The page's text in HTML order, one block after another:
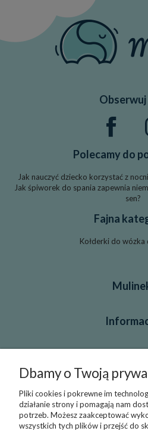
Obserwuj
Polecamy do
Jak nauczyć dziecko korzystać z
Jak śpiworek do spania zapewnia
sen?
Fajna
Kołderki do wózka
+48 696
Dbamy o Twoją
Pliki cookies i pokrewne im
działanie strony i pomagają nam
potrzeb. Możesz zaakceptować
wszystkich tych plików i przejść do